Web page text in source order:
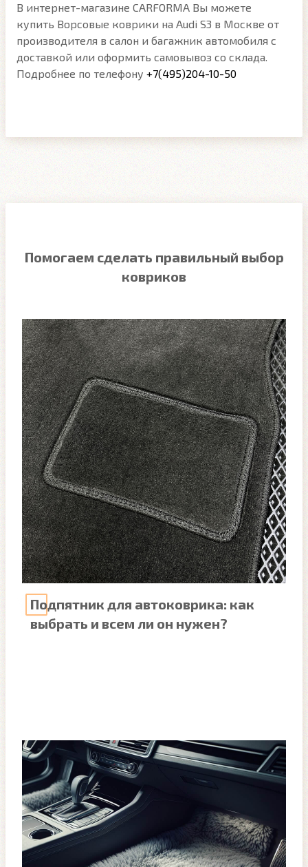
В интернет-магазине CARFORMA Вы можете
купить Ворсовые коврики на Audi S3 в Москве от
производителя в салон и багажник автомобиля с
доставкой или оформить самовывоз со склада.
Подробнее по телефону +7(495)204-10-50
Помогаем сделать правильный выбор
ковриков
Подпятник для автоковрика: как
выбрать и всем ли он нужен?